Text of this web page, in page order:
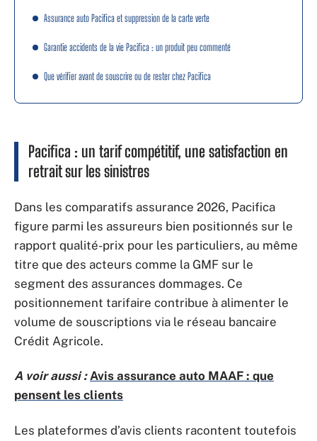
Assurance auto Pacifica et suppression de la carte verte
Garantie accidents de la vie Pacifica : un produit peu commenté
Que vérifier avant de souscrire ou de rester chez Pacifica
Pacifica : un tarif compétitif, une satisfaction en
retrait sur les sinistres
Dans les comparatifs assurance 2026, Pacifica
figure parmi les assureurs bien positionnés sur le
rapport qualité-prix pour les particuliers, au même
titre que des acteurs comme la GMF sur le
segment des assurances dommages. Ce
positionnement tarifaire contribue à alimenter le
volume de souscriptions via le réseau bancaire
Crédit Agricole.
A voir aussi : Avis assurance auto MAAF : que
pensent les clients
Les plateformes d’avis clients racontent toutefois